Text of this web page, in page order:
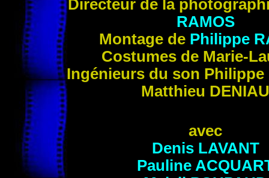
Directeur de la
RAMOS
Montage de Philippe
Costumes de Marie-
Ingénieurs du son Philippe
Matthieu DENIAU
avec
Denis LAVANT
Pauline